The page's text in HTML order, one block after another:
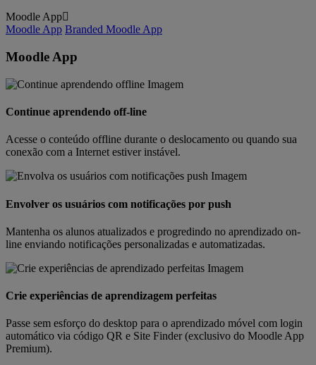
Moodle App
Moodle App Branded Moodle App
Moodle App
Continue aprendendo off-line
Acesse o conteúdo offline durante o deslocamento ou quando sua
conexão com a Internet estiver instável.
Envolver os usuários com notificações por push
Mantenha os alunos atualizados e progredindo no aprendizado on-
line enviando notificações personalizadas e automatizadas.
Crie experiências de aprendizagem perfeitas
Passe sem esforço do desktop para o aprendizado móvel com login
automático via código QR e Site Finder (exclusivo do Moodle App
Premium).